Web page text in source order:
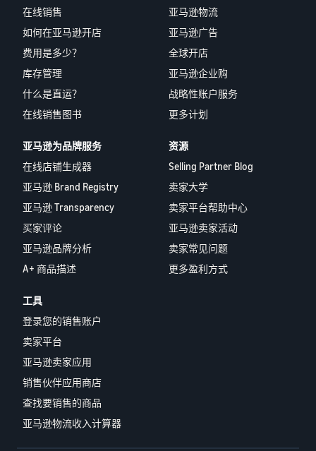
在线销售
如何在亚马逊开店
费用是多少？
库存管理
什么是直运？
在线销售图书
亚马逊物流
亚马逊广告
全球开店
亚马逊企业购
战略性账户服务
更多计划
亚马逊为品牌服务
在线店铺生成器
亚马逊 Brand Registry
亚马逊 Transparency
买家评论
亚马逊品牌分析
A+ 商品描述
资源
Selling Partner Blog
卖家大学
卖家平台帮助中心
亚马逊卖家活动
卖家常见问题
更多盈利方式
工具
登录您的销售账户
卖家平台
亚马逊卖家应用
销售伙伴应用商店
查找要销售的商品
亚马逊物流收入计算器